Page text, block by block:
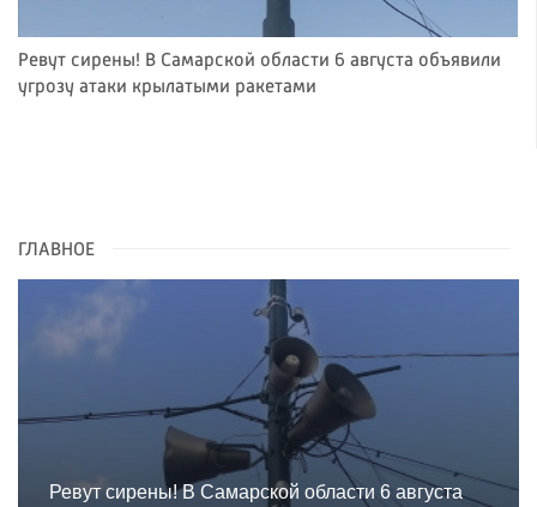
Ревут сирены! В Самарской области 6 августа объявили
угрозу атаки крылатыми ракетами
ГЛАВНОЕ
Ревут сирены! В Самарской области 6 августа